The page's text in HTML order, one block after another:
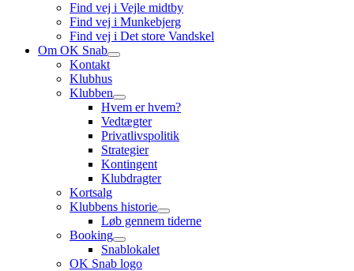
Find vej i Vejle midtby
Find vej i Munkebjerg
Find vej i Det store Vandskel
Om OK Snab
Kontakt
Klubhus
Klubben
Hvem er hvem?
Vedtægter
Privatlivspolitik
Strategier
Kontingent
Klubdragter
Kortsalg
Klubbens historie
Løb gennem tiderne
Booking
Snablokalet
OK Snab logo